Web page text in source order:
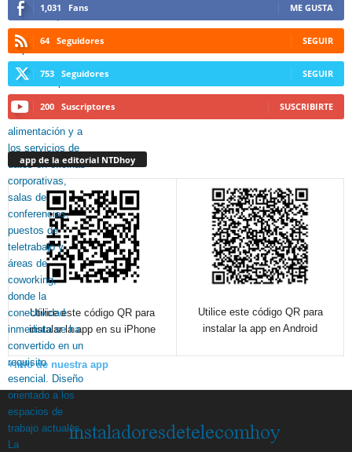
1,031 Fans ME GUSTA
64 Seguidores SEGUIR
753 Seguidores SEGUIR
200 Suscriptores SUSCRIBIRTE
app de la editorial NTDhoy
Utilice este código QR para
instalar la app en su iPhone
Utilice este código QR para
instalar la app en Android
+info de nuestra app